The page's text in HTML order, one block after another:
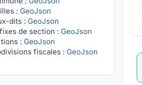
: GeoJson
dits : GeoJson
de section : GeoJson
: GeoJson
fiscales : GeoJson